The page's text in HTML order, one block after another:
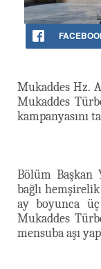
Mukaddes Hz.
Mukaddes
kampanyasını
Bölüm Başkan
bağlı
ay boyunca üç
Mukaddes
mensuba aşı